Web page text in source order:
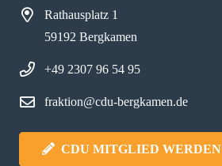
Rathausplatz 1
59192 Bergkamen
+49 2307 96 54 95
fraktion@cdu-bergkamen.de
CDU MITGLIED WERDEN